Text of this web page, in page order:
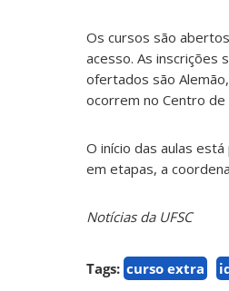
Os cursos são
acesso. As inscrições
ofertados são
ocorrem no Centro de
O início das aulas
em etapas, a
Notícias da UFSC
Tags: curso extra